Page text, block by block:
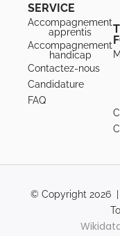
SERVICE
Accompagnement
apprentis
Accompagnement
handicap
Contactez-nous
Candidature
FAQ
© Copyright 2026